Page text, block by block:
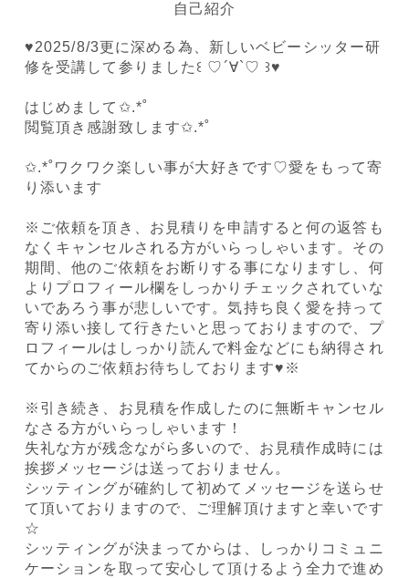
自己紹介
♥️2025/8/3更に深める為、新しいベビーシッター研
修を受講して参りました꒰ ♡´∀`♡ ꒱♥️
はじめまして✩.*˚
閲覧頂き感謝致します✩.*˚
✩.*˚ワクワク楽しい事が大好きです♡愛をもって寄
り添います
※ご依頼を頂き、お見積りを申請すると何の返答も
なくキャンセルされる方がいらっしゃいます。その
期間、他のご依頼をお断りする事になりますし、何
よりプロフィール欄をしっかりチェックされていな
いであろう事が悲しいです。気持ち良く愛を持って
寄り添い接して行きたいと思っておりますので、プ
ロフィールはしっかり読んで料金などにも納得され
てからのご依頼お待ちしております♥️※
※引き続き、お見積を作成したのに無断キャンセル
なさる方がいらっしゃいます！
失礼な方が残念ながら多いので、お見積作成時には
挨拶メッセージは送っておりません。
シッティングが確約して初めてメッセージを送らせ
て頂いておりますので、ご理解頂けますと幸いです
☆
シッティングが決まってからは、しっかりコミュニ
ケーションを取って安心して頂けるよう全力で進め